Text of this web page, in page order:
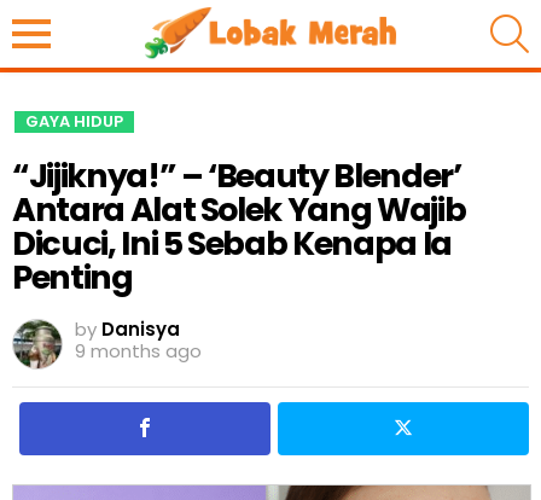
GAYA HIDUP
“Jijiknya!” – ‘Beauty Blender’
Antara Alat Solek Yang Wajib
Dicuci, Ini 5 Sebab Kenapa Ia
Penting
by Danisya
9 months ago